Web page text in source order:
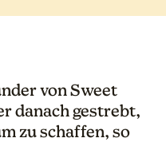
von Sweet
danach gestrebt,
zu schaffen, so